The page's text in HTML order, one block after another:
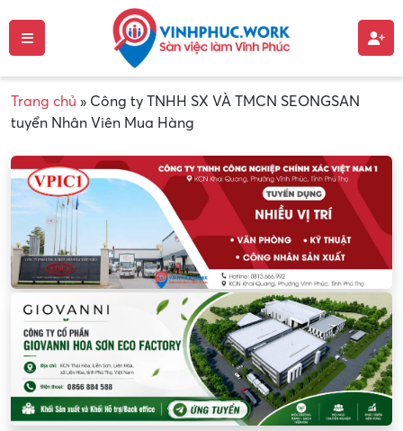
Trang chủ » Công ty TNHH SX VÀ TMCN SEONGSAN
tuyển Nhân Viên Mua Hàng